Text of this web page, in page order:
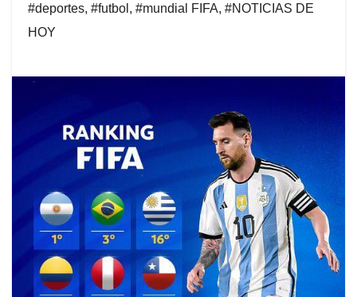
#deportes, #futbol , #mundial FIFA, #NOTICIAS DE
HOY